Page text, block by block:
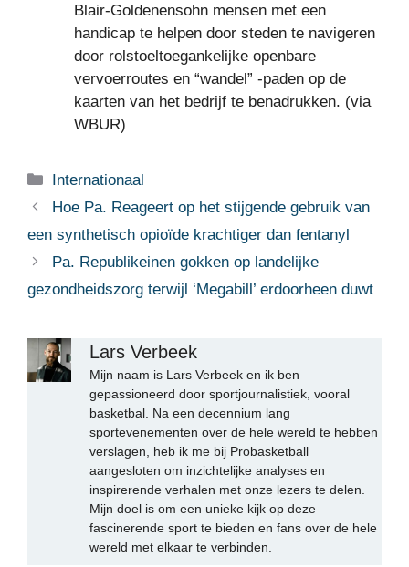
Blair-Goldenensohn mensen met een
handicap te helpen door steden te navigeren
door rolstoeltoegankelijke openbare
vervoerroutes en “wandel” -paden op de
kaarten van het bedrijf te benadrukken. (via
WBUR)
Categorieën
Internationaal
Hoe Pa. Reageert op het stijgende gebruik van
een synthetisch opioïde krachtiger dan fentanyl
Pa. Republikeinen gokken op landelijke
gezondheidszorg terwijl ‘Megabill’ erdoorheen duwt
Lars Verbeek
Mijn naam is Lars Verbeek en ik ben
gepassioneerd door sportjournalistiek, vooral
basketbal. Na een decennium lang
sportevenementen over de hele wereld te hebben
verslagen, heb ik me bij Probasketball
aangesloten om inzichtelijke analyses en
inspirerende verhalen met onze lezers te delen.
Mijn doel is om een unieke kijk op deze
fascinerende sport te bieden en fans over de hele
wereld met elkaar te verbinden.